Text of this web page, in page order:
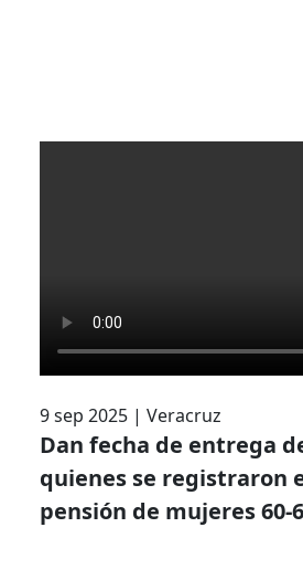
9 sep 2025 | Veracruz
Dan fecha de entrega
quienes se registraron
pensión de mujeres 60-